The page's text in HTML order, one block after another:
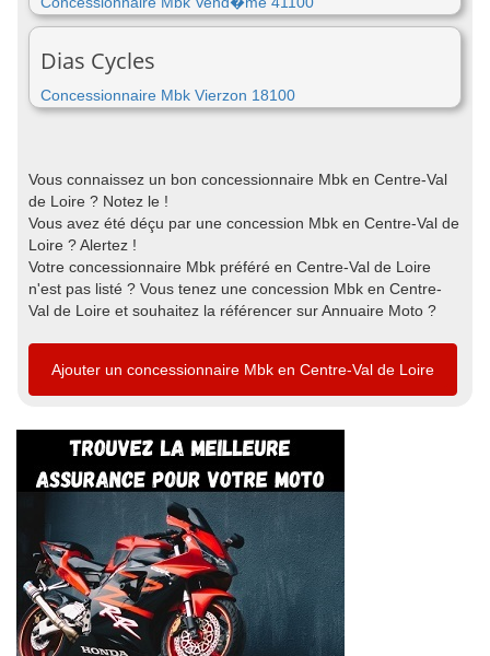
Dias Cycles
Concessionnaire Mbk Vierzon 18100
Vous connaissez un bon concessionnaire Mbk en Centre-Val
de Loire ? Notez le !
Vous avez été déçu par une concession Mbk en Centre-Val de
Loire ? Alertez !
Votre concessionnaire Mbk préféré en Centre-Val de Loire
n'est pas listé ? Vous tenez une concession Mbk en Centre-
Val de Loire et souhaitez la référencer sur Annuaire Moto ?
Ajouter un concessionnaire Mbk en Centre-Val de Loire